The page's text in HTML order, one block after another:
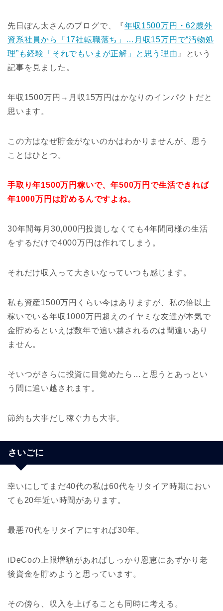
先日ぽん太さんのブログで、『年収1500万円・62歳外
資系社員から「17社転職落ち」…月収15万円で“汚物処
理”も経験「それでもいまが正解」と思う理由 』という
記事を見ました。
年収1500万円→月収15万円はかなりのインパクトだと
思います。
この方はなぜ貯金がないのかはわかりませんが、思う
ことはひとつ。
手取り年1500万円稼いで、年500万円で生活できれば
年1000万円は貯めるんですよね。
30年間毎月30,000円投資しなくても4年間同様の生活
をするだけで4000万円は作れてしまう。
それだけ収入って大きいなっていつも感じます。
私も資産1500万円くらい今はありますが、私の倍以上
稼いでいる年収1000万円超えのイヤミな友達が本気で
金貯めるといえば数年で追い越されるのは間違いあり
ません。
そいつがさらに投資に目覚めたら…と思うとあっとい
う間に追い越されます。
節約も大事だし稼ぐ力も大事。
さいごに
幸いにしてまだ40代の私は60代をリタイア時期におい
ても20年近い時間があります。
最悪70代をリタイアにすれば30年。
iDeCoの上限増額があればしっかり恩恵にあずかり老
後資金を貯めようと思っています。
その傍ら、収入を上げることも同時に考える。